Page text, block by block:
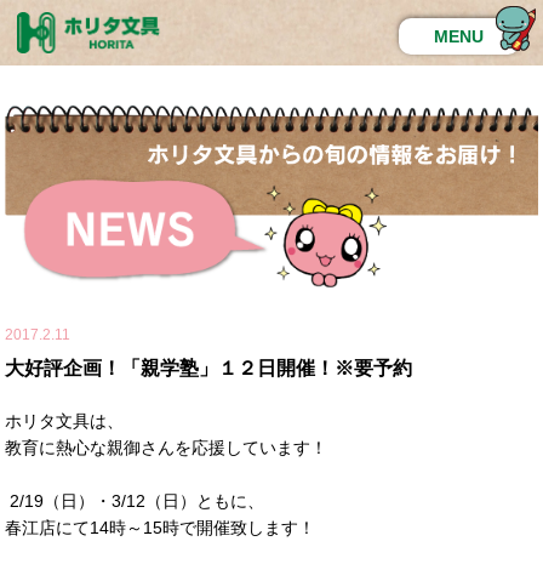
MENU
2017.2.11
大好評企画！「親学塾」１２日開催！※要予約
ホリタ文具は、
教育に熱心な親御さんを応援しています！
2/19（日）・3/12（日）ともに、
春江店にて14時～15時で開催致します！